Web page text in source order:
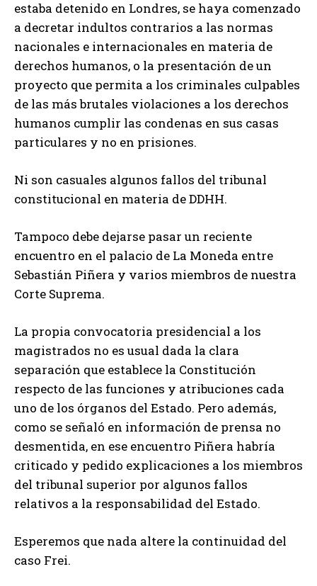
estaba detenido en Londres, se haya comenzado
a decretar indultos contrarios a las normas
nacionales e internacionales en materia de
derechos humanos, o la presentación de un
proyecto que permita a los criminales culpables
de las más brutales violaciones a los derechos
humanos cumplir las condenas en sus casas
particulares y no en prisiones.
Ni son casuales algunos fallos del tribunal
constitucional en materia de DDHH.
Tampoco debe dejarse pasar un reciente
encuentro en el palacio de La Moneda entre
Sebastián Piñera y varios miembros de nuestra
Corte Suprema.
La propia convocatoria presidencial a los
magistrados no es usual dada la clara
separación que establece la Constitución
respecto de las funciones y atribuciones cada
uno de los órganos del Estado. Pero además,
como se señaló en información de prensa no
desmentida, en ese encuentro Piñera habría
criticado y pedido explicaciones a los miembros
del tribunal superior por algunos fallos
relativos a la responsabilidad del Estado.
Esperemos que nada altere la continuidad del
caso Frei.